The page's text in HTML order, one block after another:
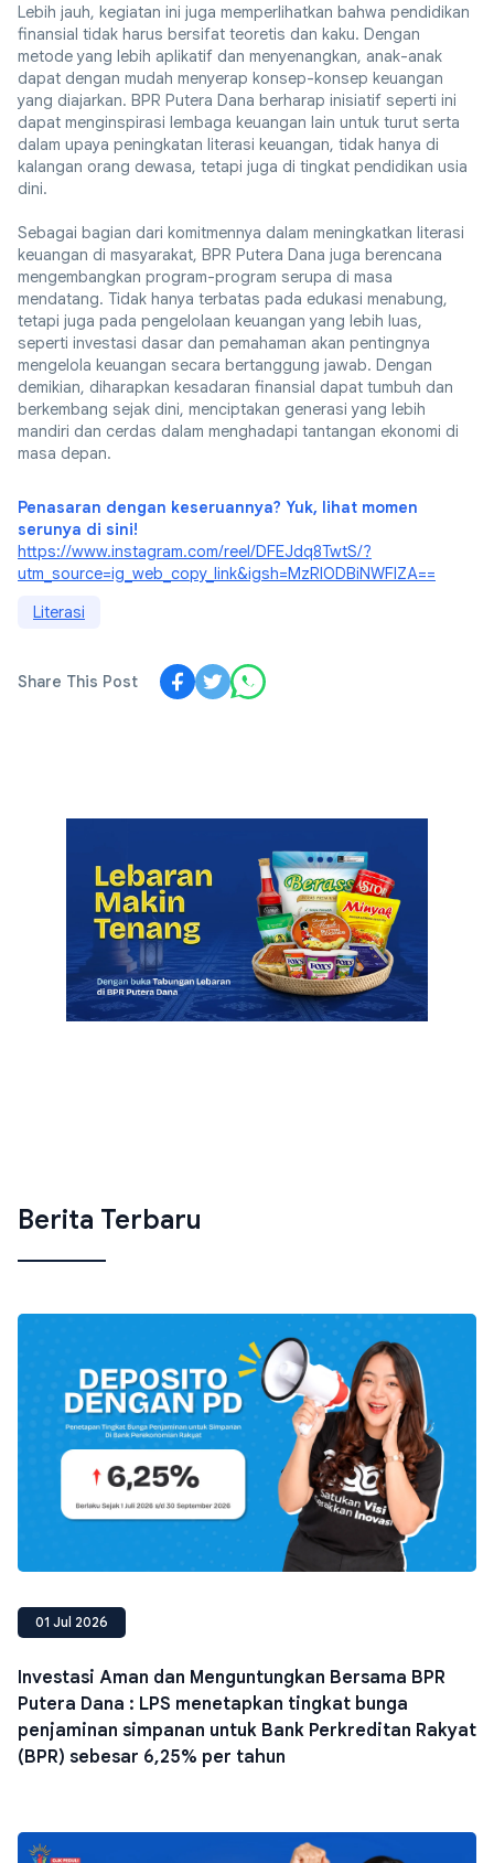
Lebih jauh, kegiatan ini juga memperlihatkan bahwa pendidikan
finansial tidak harus bersifat teoretis dan kaku. Dengan
metode yang lebih aplikatif dan menyenangkan, anak-anak
dapat dengan mudah menyerap konsep-konsep keuangan
yang diajarkan. BPR Putera Dana berharap inisiatif seperti ini
dapat menginspirasi lembaga keuangan lain untuk turut serta
dalam upaya peningkatan literasi keuangan, tidak hanya di
kalangan orang dewasa, tetapi juga di tingkat pendidikan usia
dini.
Sebagai bagian dari komitmennya dalam meningkatkan literasi
keuangan di masyarakat, BPR Putera Dana juga berencana
mengembangkan program-program serupa di masa
mendatang. Tidak hanya terbatas pada edukasi menabung,
tetapi juga pada pengelolaan keuangan yang lebih luas,
seperti investasi dasar dan pemahaman akan pentingnya
mengelola keuangan secara bertanggung jawab. Dengan
demikian, diharapkan kesadaran finansial dapat tumbuh dan
berkembang sejak dini, menciptakan generasi yang lebih
mandiri dan cerdas dalam menghadapi tantangan ekonomi di
masa depan.
Penasaran dengan keseruannya? Yuk, lihat momen
serunya di sini!
https://www.instagram.com/reel/DFEJdq8TwtS/?
utm_source=ig_web_copy_link&igsh=MzRlODBiNWFlZA==
Literasi
Share This Post
Berita Terbaru
01 Jul 2026
Investasi Aman dan Menguntungkan Bersama BPR
Putera Dana : LPS menetapkan tingkat bunga
penjaminan simpanan untuk Bank Perkreditan Rakyat
(BPR) sebesar 6,25% per tahun